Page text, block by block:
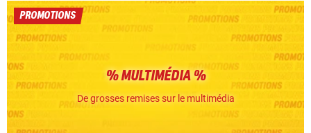
PROMOTIONS
% MULTIMÉDIA %
De grosses remises sur le multimédia